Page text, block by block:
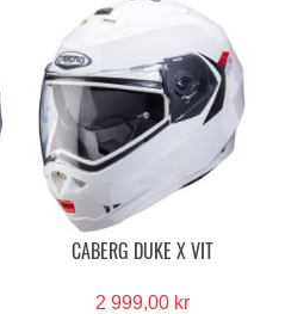
CABERG DUKE X VIT
2 999,00 kr